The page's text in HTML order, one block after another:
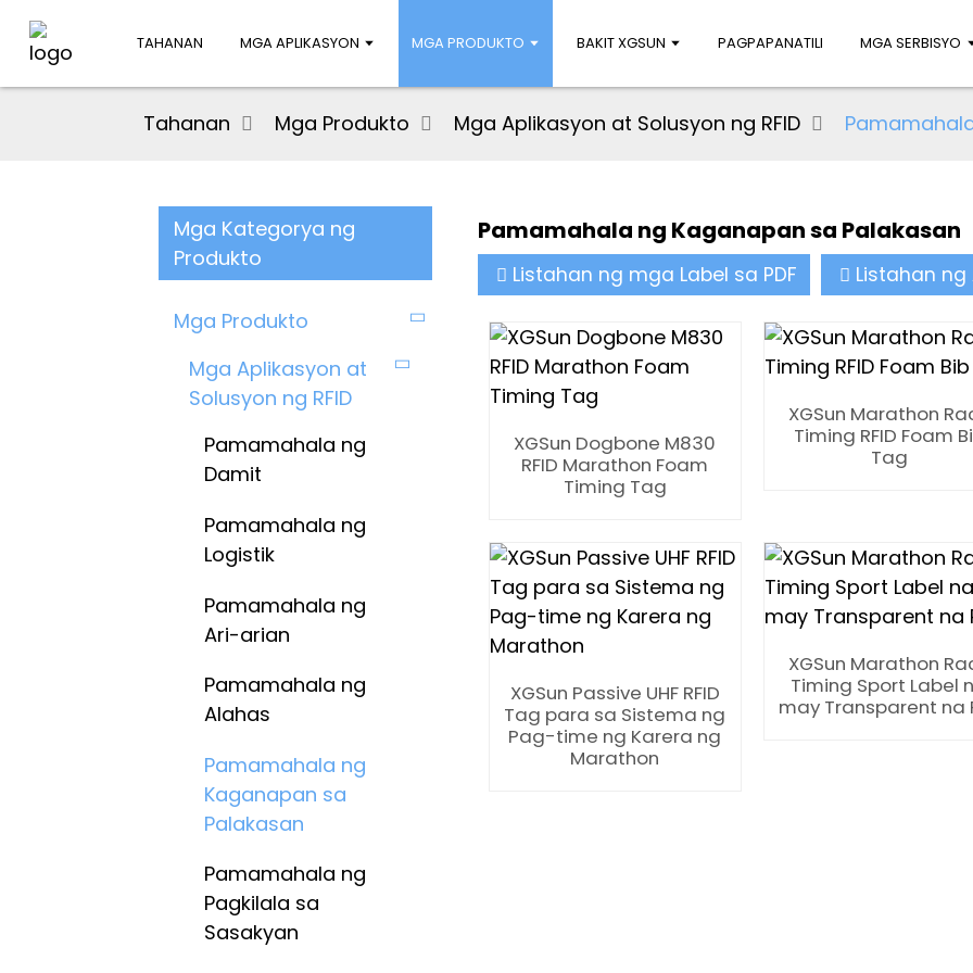
TAHANAN MGA APLIKASYON MGA PRODUKTO BAKIT XGSUN PAGPAPANATILI MGA SERBISYO
Tahanan Mga Produkto Mga Aplikasyon at Solusyon ng RFID
Mga Kategorya ng
Produkto
Mga Produkto
Mga Aplikasyon at
Solusyon ng RFID
Pamamahala ng
Damit
Pamamahala ng
Logistik
Pamamahala ng
Ari-arian
Pamamahala ng
Alahas
Pamamahala ng
Kaganapan sa
Palakasan
Pamamahala ng
Pagkilala sa
Sasakyan
Pamamahala ng Kaganapan sa Palakasan
Listahan ng mga Label sa PDF Listahan ng
XGSun Dogbone M830
RFID Marathon Foam
Timing Tag
XGSun Marathon
Timing RFID Foam
Tag
XGSun Passive UHF RFID
Tag para sa Sistema ng
Pag-time ng Karera ng
Marathon
XGSun Marathon
Timing Sport Label
may Transparent na